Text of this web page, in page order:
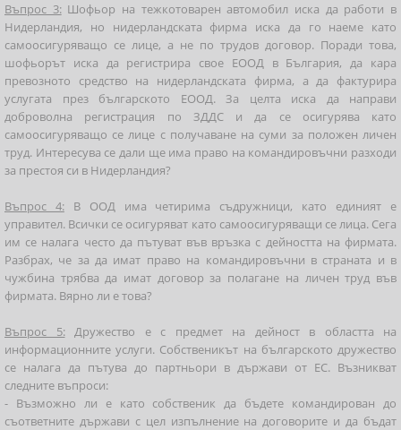
Въпрос 3:Шофьор на тежкотоварен автомобил иска да работи в
Нидерландия, но нидерландската фирма иска да го наеме като
самоосигуряващо се лице, а не по трудов договор. Поради това,
шофьорът иска да регистрира свое ЕООД в България, да кара
превозното средство на нидерландската фирма, а да фактурира
услугата през българското ЕООД. За целта иска да направи
доброволна регистрация по ЗДДС и да се осигурява като
самоосигуряващо се лице с получаване на суми за положен личен
труд. Интересува се дали ще има право на командировъчни разходи
за престоя си в Нидерландия?
Въпрос 4:В ООД има четирима съдружници, като единият е
управител. Всички се осигуряват като самоосигуряващи се лица. Сега
им се налага често да пътуват във връзка с дейността на фирмата.
Разбрах, че за да имат право на командировъчни в страната и в
чужбина трябва да имат договор за полагане на личен труд във
фирмата. Вярно ли е това?
Въпрос 5:Дружество е с предмет на дейност в областта на
информационните услуги. Собственикът на българското дружество
се налага да пътува до партньори в държави от ЕС. Възникват
следните въпроси:
- Възможно ли е като собственик да бъдете командирован до
съответните държави с цел изпълнение на договорите и да бъдат